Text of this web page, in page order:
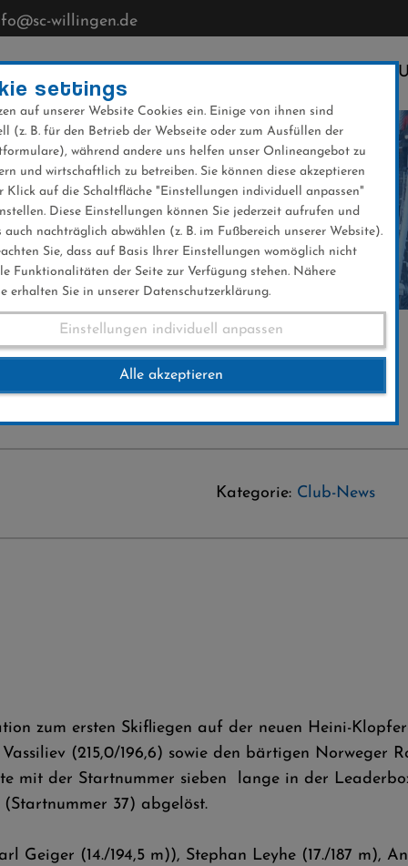
willingen.de
03.02.2017
Kategorie: Club-News
zum ersten Skifliegen auf der neuen Heini-
(215,0/196,6) sowie den bärtigen Norweger
mit der Startnummer sieben lange in der
(Startnummer 37) abgelöst.
(14./194,5 m)), Stephan Leyhe (17./187 m),
settings
auf unserer Website Cookies ein. Einige von ihnen sind
(z. B. für den Betrieb der Webseite oder zum Ausfüllen der
während andere uns helfen unser Onlineangebot zu
und wirtschaftlich zu betreiben. Sie können diese akzeptieren
Klick auf die Schaltfläche "Einstellungen individuell anpassen"
Diese Einstellungen können Sie jederzeit aufrufen und
auch nachträglich abwählen (z. B. im Fußbereich unserer Website).
Sie, dass auf Basis Ihrer Einstellungen womöglich nicht
Funktionalitäten der Seite zur Verfügung stehen. Nähere
erhalten Sie in unserer Datenschutzerklärung.
Einstellungen individuell anpassen
Alle akzeptieren